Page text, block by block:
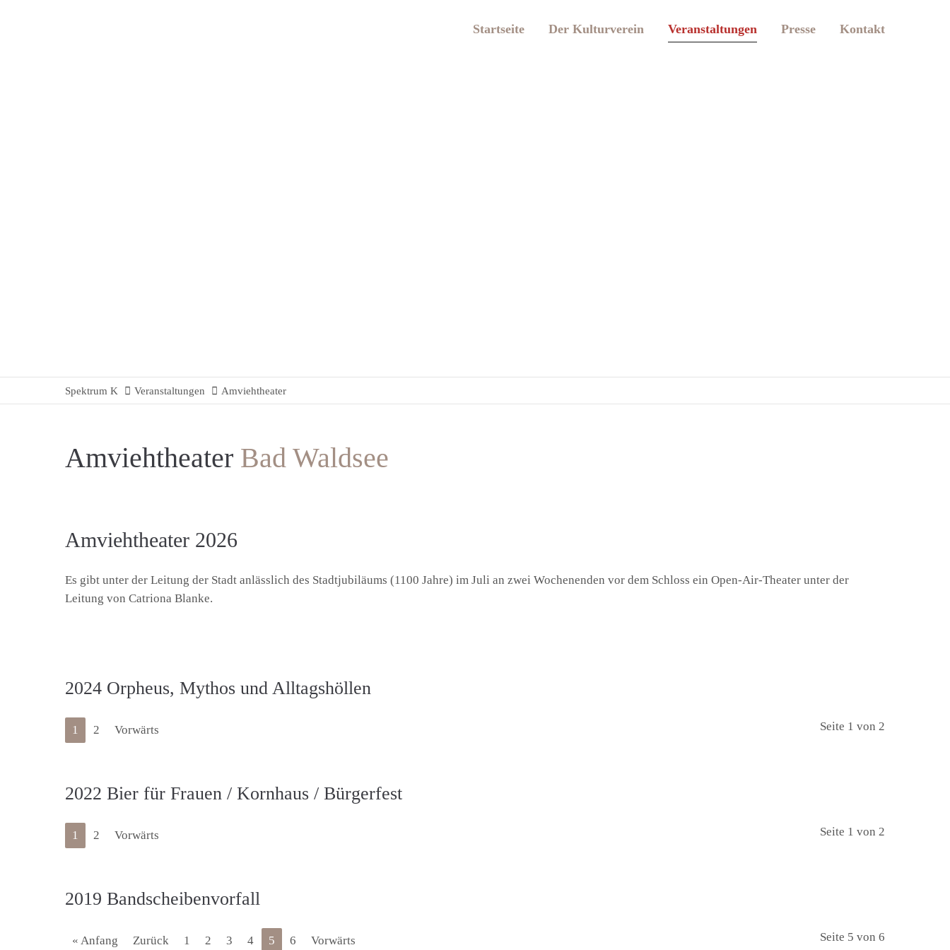
Startseite Der Kulturverein Veranstaltungen Presse Kontakt
Spektrum K Veranstaltungen Amviehtheater
Amviehtheater Bad Waldsee
Amviehtheater 2026
Es gibt unter der Leitung der Stadt anlässlich des Stadtjubiläums (1100 Jahre) im Juli an zwei Wochenenden vor dem Schloss ein Open-Air-Theater unter der
Leitung von Catriona Blanke.
2024 Orpheus, Mythos und Alltagshöllen
Seite 1 von 2
1 2 Vorwärts
2022 Bier für Frauen / Kornhaus / Bürgerfest
Seite 1 von 2
1 2 Vorwärts
2019 Bandscheibenvorfall
Seite 5 von 6
« Anfang Zurück 1 2 3 4 5 6 Vorwärts